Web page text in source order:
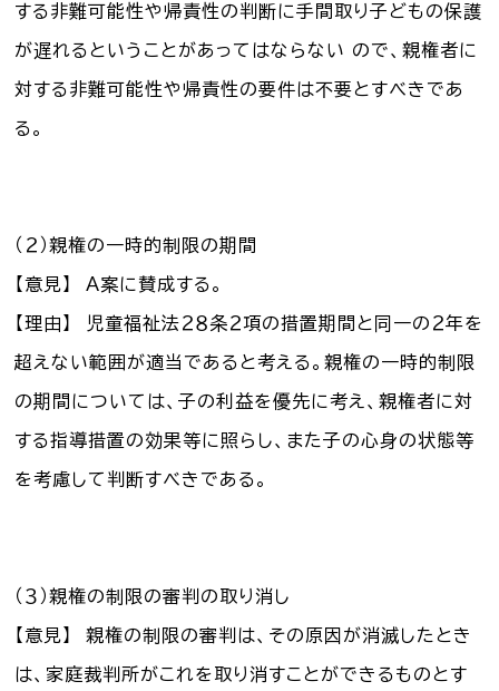
する非難可能性や帰責性の判断に手間取り子どもの保護
が遅れるということがあってはならない ので、親権者に
対する非難可能性や帰責性の要件は不要とすべきであ
る。
（２）親権の一時的制限の期間
【意見】 Ａ案に賛成する。
【理由】 児童福祉法２８条２項の措置期間と同一の２年を
超えない範囲が適当であると考える。親権の一時的制限
の期間については、子の利益を優先に考え、親権者に対
する指導措置の効果等に照らし、また子の心身の状態等
を考慮して判断すべきである。
（３）親権の制限の審判の取り消し
【意見】 親権の制限の審判は、その原因が消滅したとき
は、家庭裁判所がこれを取り消すことができるものとす